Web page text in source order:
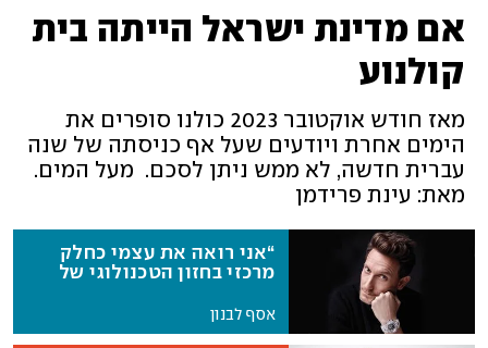
אם מדינת ישראל הייתה בית
קולנוע
מאז חודש אוקטובר 2023 כולנו סופרים את
הימים אחרת ויודעים שעל אף כניסתה של שנה
עברית חדשה, לא ממש ניתן לסכם. מעל המים.
מאת: עינת פרידמן
“אני רואה את עצמי כחלק
מרכזי בחזון הטכנולוגי של
אסף לבנון